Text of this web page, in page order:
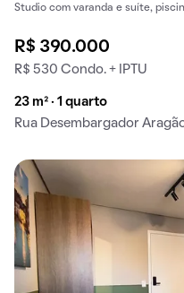
Studio com varanda e suíte,
R$ 390.000
R$ 530 Condo. + IPTU
23 m² · 1 quarto
Rua Desembargador